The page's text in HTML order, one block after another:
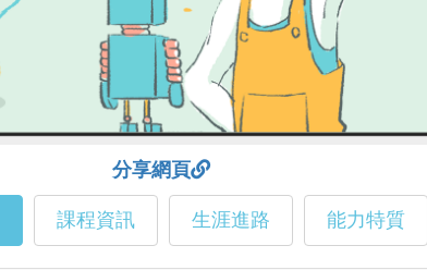
分享網頁
課程資訊 生涯進路 能力特質